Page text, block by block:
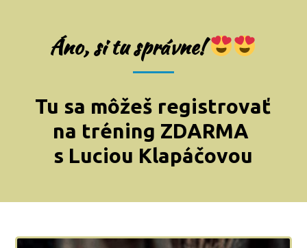
Áno, si tu správne!
Tu sa môžeš registrovať
na tréning ZDARMA
s Luciou Klapáčovou